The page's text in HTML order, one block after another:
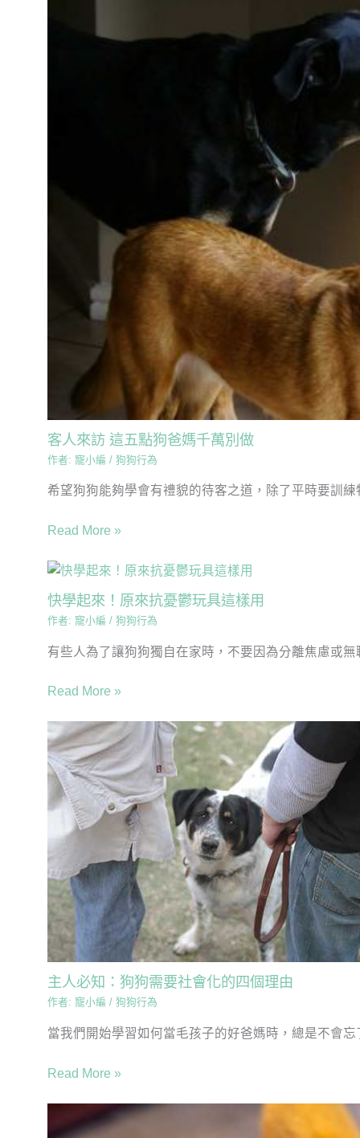
客人來訪 這五點狗爸媽千萬別做
作者: 寵小編 / 狗狗行為
希望狗狗能夠學會有禮貌的待客之道，除了平時要訓
Read More »
快學起來！原來抗憂鬱玩具這樣用
作者: 寵小編 / 狗狗行為
有些人為了讓狗狗獨自在家時，不要因為分離焦慮或
Read More »
主人必知：狗狗需要社會化的四個理由
作者: 寵小編 / 狗狗行為
當我們開始學習如何當毛孩子的好爸媽時，總是不會
Read More »